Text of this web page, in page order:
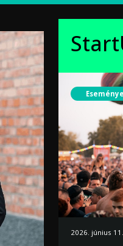
2026. június 11.